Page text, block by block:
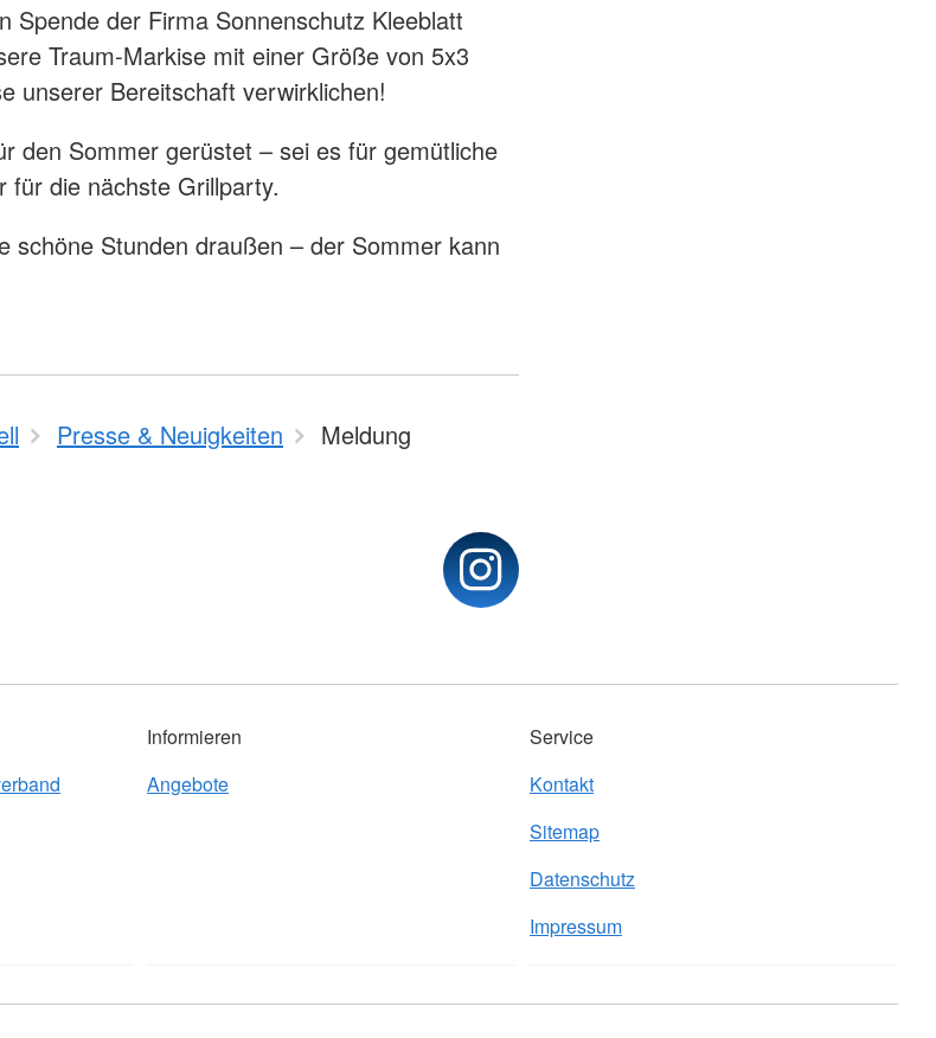
Spende der Firma Sonnenschutz Kleeblatt
Traum-Markise mit einer Größe von 5x3
unserer Bereitschaft verwirklichen!
den Sommer gerüstet – sei es für gemütliche
für die nächste Grillparty.
schöne Stunden draußen – der Sommer kann
Presse & Neuigkeiten Meldung
Informieren
Angebote
Service
Kontakt
Sitemap
Datenschutz
Impressum